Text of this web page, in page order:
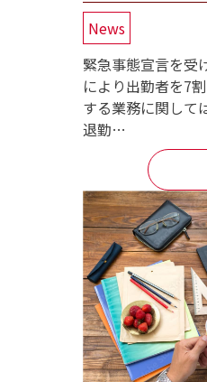
News
緊急事態宣言を受
により出勤者を7
する業務に関して
退勤…